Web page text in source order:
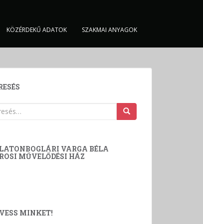
KÖZÉRDEKŰ ADATOK SZAKMAI ANYAGOK
VARGA BÉLA
MŰVELŐDÉSI HÁZ
MINKET!